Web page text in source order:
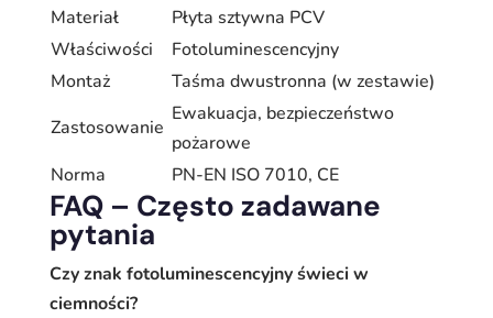
Materiał
Płyta sztywna PCV
Właściwości
Fotoluminescencyjny
Montaż
Taśma dwustronna (w zestawie)
Zastosowanie
Ewakuacja, bezpieczeństwo
pożarowe
Norma
PN-EN ISO 7010, CE
FAQ – Często zadawane
pytania
Czy znak fotoluminescencyjny świeci w
ciemności?